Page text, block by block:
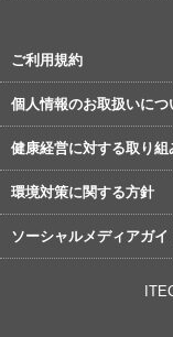
ご利用規約
個人情報のお取扱いにつ
健康経営に対する取り組
環境対策に関する方針
ソーシャルメディアガイ